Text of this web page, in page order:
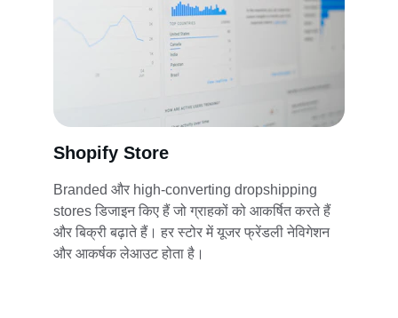
Shopify Store
Branded और high-converting dropshipping
stores डिजाइन किए हैं जो ग्राहकों को आकर्षित करते हैं
और बिक्री बढ़ाते हैं। हर स्टोर में यूजर फ्रेंडली नेविगेशन
और आकर्षक लेआउट होता है।